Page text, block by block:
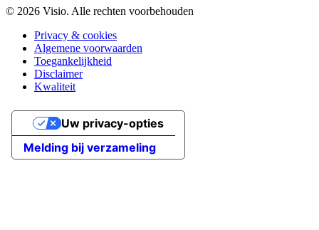
© 2026 Visio. Alle rechten voorbehouden
Privacy & cookies
Algemene voorwaarden
Toegankelijkheid
Disclaimer
Kwaliteit
Melding bij verzameling
Uw privacy-opties